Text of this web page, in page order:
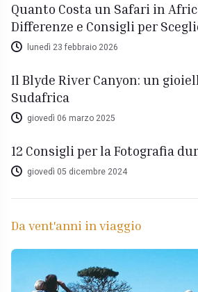
Quanto Costa un Safari in
Differenze e Consigli per
lunedì 23 febbraio 2026
Il Blyde River Canyon: un
Sudafrica
giovedì 06 marzo 2025
12 Consigli per la Fotografia
giovedì 05 dicembre 2024
Da vent'anni in viaggio